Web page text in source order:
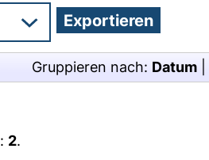
Gruppieren nach: Datum
2.